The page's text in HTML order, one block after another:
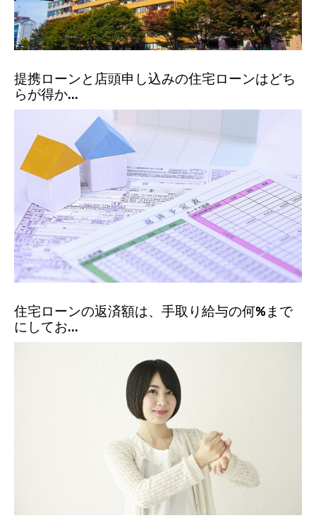
提携ローンと店頭申し込みの住宅ローンはどち
らが得か...
住宅ローンの返済額は、手取り給与の何%まで
にしてお...